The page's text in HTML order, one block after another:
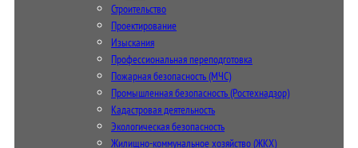
Строительство
Проектирование
Изыскания
Профессиональная переподготовка
Пожарная безопасность (МЧС)
Промышленная безопасность (Ростехнадзор)
Кадастровая деятельность
Экологическая безопасность
Жилищно-коммунальное хозяйство (ЖКХ)